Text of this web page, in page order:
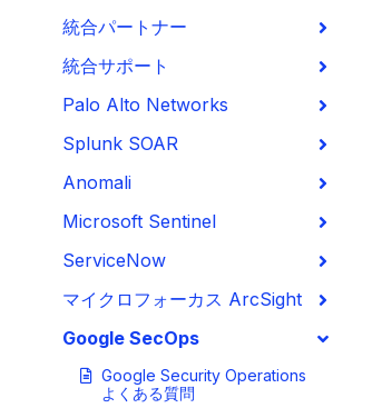
統合パートナー
統合サポート
Palo Alto Networks
Splunk SOAR
Anomali
Microsoft Sentinel
ServiceNow
マイクロフォーカス ArcSight
Google SecOps
Google Security Operations
よくある質問